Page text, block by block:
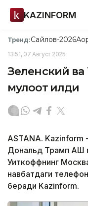
KAZINFORM
Тренд:Сайлов-2026
13:51, 07 Август 2025
Зеленский ва
мулоқот қилди
ASTANA. Kazinform
Дональд Трамп АҚШ
Уиткоффнинг
навбатдаги
беради Kazinform.